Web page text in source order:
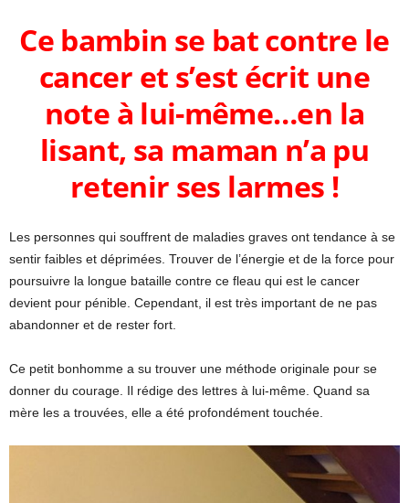
Ce bambin se bat contre le
cancer et s’est écrit une
note à lui-même…en la
lisant, sa maman n’a pu
retenir ses larmes !
Les personnes qui souffrent de maladies graves ont tendance à se
sentir faibles et déprimées. Trouver de l’énergie et de la force pour
poursuivre la longue bataille contre ce fleau qui est le cancer
devient pour pénible. Cependant, il est très important de ne pas
abandonner et de rester fort.
Ce petit bonhomme a su trouver une méthode originale pour se
donner du courage. Il rédige des lettres à lui-même. Quand sa
mère les a trouvées, elle a été profondément touchée.